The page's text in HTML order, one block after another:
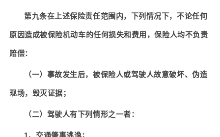
第九条在上述保险责任范围内，下列情况下，不论任何
原因造成被保险机动车的任何损失和费用，保险人均不负责
赔偿：
（一）事故发生后，被保险人或驾驶人故意破坏、伪造
现场，毁灭证据；
（二）驾驶人有下列情形之一者：